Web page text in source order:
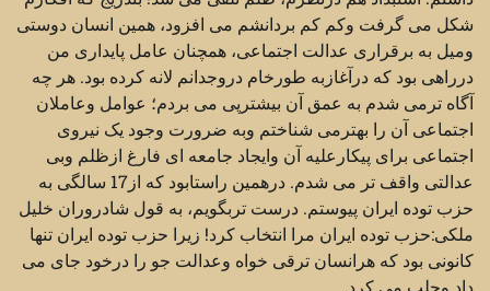
شکل می گرفت وکم کم بردانشم می افزود، همین انسان دوستی
ومیل به برقراری عدالت اجتماعی، همچنان عامل پایداری من
درراهی بود که درآغازبه طورخام دروجدانم لانه کرده بود. هر چه
آگاه ترمی شدم به عمق آن بیشترپی می بردم؛ عوامل وعاملان
اجتماعی آن را بهترمی شناختم وبه ضرورت وجود یک نیروی
اجتماعی برای پیکارعلیه آن وایجاد جامعه ای فارغ ازظلم وبی
عدالتی واقف تر می شدم. درهمین راستابود که از17 سالگی به
حزب توده ایران پیوستم. درست تربگویم، به قول شادروران خلیل
ملکی:حزب توده ایران مرا انتخاب کرد! زیرا حزب توده ایران تنها
کانونی بود که هرانسان ترقی خواه وعدالت جو را درخود جای می
داد وجلب می کرد.